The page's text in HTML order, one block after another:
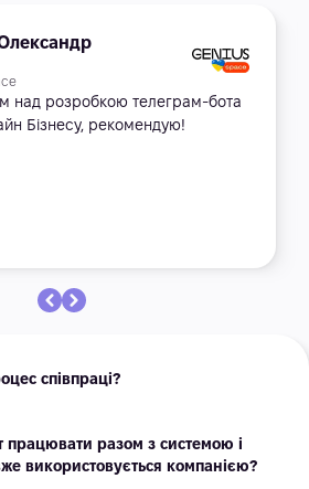
Олександр
над розробкою телеграм-бота
Бізнесу, рекомендую!
співпраці?
працювати разом з системою і
використовується компанією?